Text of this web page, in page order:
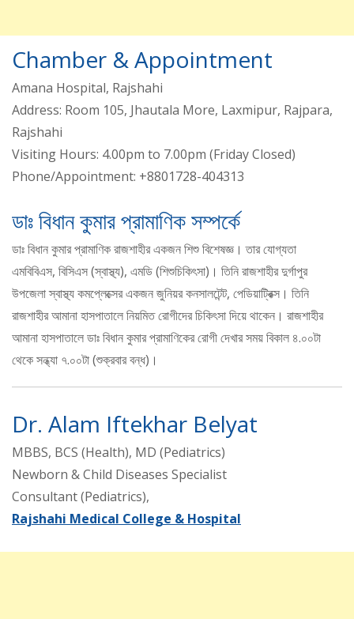
Chamber & Appointment
Amana Hospital, Rajshahi
Address: Room 105, Jhautala More, Laxmipur, Rajpara,
Rajshahi
Visiting Hours: 4.00pm to 7.00pm (Friday Closed)
Phone/Appointment: +8801728-404313
ডাঃ বিধান কুমার প্রামাণিক সম্পর্কে
ডাঃ বিধান কুমার প্রামাণিক রাজশাহীর একজন শিশু বিশেষজ্ঞ। তার যোগ্যতা
এমবিবিএস, বিসিএস (স্বাস্থ্য), এমডি (শিশুচিকিৎসা)। তিনি রাজশাহীর দুর্গাপুর
উপজেলা স্বাস্থ্য কমপ্লেক্সের একজন জুনিয়র কনসালটেন্ট, পেডিয়াট্রিক্স। তিনি
রাজশাহীর আমানা হাসপাতালে নিয়মিত রোগীদের চিকিৎসা দিয়ে থাকেন। রাজশাহীর
আমানা হাসপাতালে ডাঃ বিধান কুমার প্রামাণিকের রোগী দেখার সময় বিকাল ৪.০০টা
থেকে সন্ধ্যা ৭.০০টা (শুক্রবার বন্ধ)।
Dr. Alam Iftekhar Belyat
MBBS, BCS (Health), MD (Pediatrics)
Newborn & Child Diseases Specialist
Consultant (Pediatrics),
Rajshahi Medical College & Hospital